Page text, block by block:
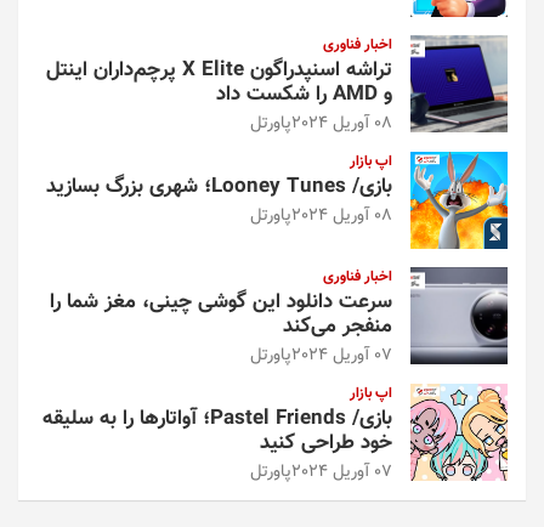
اخبار فناوری
تراشه اسنپدراگون X Elite پرچم‌داران اینتل
و AMD را شکست داد
08 آوریل 2024 پاورتل
اپ بازار
بازی/ Looney Tunes؛ شهری بزرگ بسازید
08 آوریل 2024 پاورتل
اخبار فناوری
سرعت دانلود این گوشی چینی، مغز شما را
منفجر می‌کند
07 آوریل 2024 پاورتل
اپ بازار
بازی/ Pastel Friends؛ آواتارها را به سلیقه
خود طراحی کنید
07 آوریل 2024 پاورتل